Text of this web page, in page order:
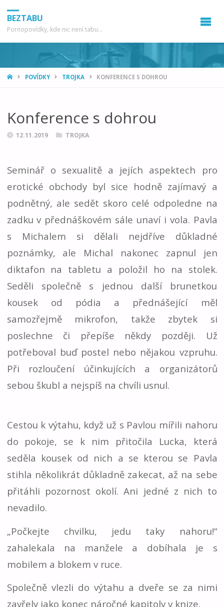
BEZTABU
Pornopovídky, kde nic není tabu...
HOMEPOVÍDKY TROJKA KONFERENCE S DOHROU
Konference s dohrou
12.11.2019 TROJKA
Seminář o sexualitě a jejích aspektech pro
erotické obchody byl sice hodně zajímavý a
podnětný, ale sedět skoro celé odpoledne na
zadku v přednáškovém sále unaví i vola. Pavla
s Michalem si dělali nejdříve důkladné
poznámky, ale Michal nakonec zapnul jen
diktafon na tabletu a položil ho na stolek.
Seděli společně s jednou další brunetkou
kousek od pódia a přednášející měl
samozřejmě mikrofon, takže zbytek si
poslechne či přepíše někdy později. Už
potřeboval buď postel nebo nějakou vzpruhu.
Při rozloučení účinkujících a organizátorů
sebou škubl a nejspíš na chvíli usnul.
Cestou k výtahu, když už s Pavlou mířili nahoru
do pokoje, se k nim přitočila Lucka, která
seděla kousek od nich a se kterou se Pavla
stihla několikrát důkladně zakecat, až na sebe
přitáhli pozornost okolí. Ani jedné z nich to
nevadilo.
„Počkejte chvilku, jedu taky nahoru!“
zahalekala na manžele a dobíhala je s
mobilem a blokem v ruce.
Společně vlezli do výtahu a dveře se za nimi
zavřely jako konec náročné kapitoly v knize.